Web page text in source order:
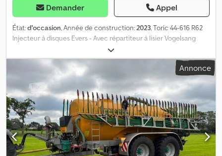
Demander Appel
État:d'occasion, Année de construction:2023, Toric 44-616 R62
Injecteur à disques Evers - Avec répartiteur à lisier Vogelsang
DMX Codpfx Anjx R H H Eotsha - Avec rouleau à barres tubulaires
R62 8x1½" en forme de V Tuyau à lisier en caoutchouc Ø 50 mm
au lieu de tuyau à lisier en plastique
Annonce